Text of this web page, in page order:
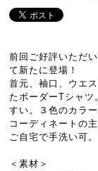
前回ご好評いただ
て新たに登場！
首元、袖口、ウエ
たボーダーTシャ
すい。３色のカラ
コーディネートの主
ご自宅で手洗い可。
＜素材＞